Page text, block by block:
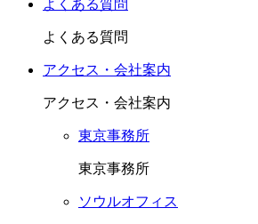
よくある質問
よくある質問
アクセス・会社案内
アクセス・会社案内
東京事務所
東京事務所
ソウルオフィス